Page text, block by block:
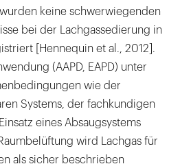
keine schwerwiegenden
bei der Lachgassedierung in
[Hennequin et al., 2012].
(AAPD, EAPD) unter
wie der
Systems, der fachkundigen
eines Absaugsystems
wird Lachgas für
als sicher beschrieben